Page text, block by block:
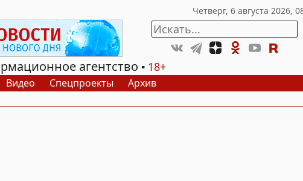
агентство
18+
Видео Спецпроекты Архив